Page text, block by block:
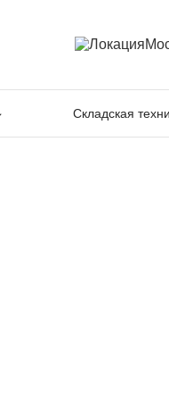
Складская